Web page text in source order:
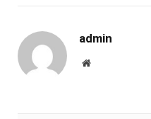
admin
Website